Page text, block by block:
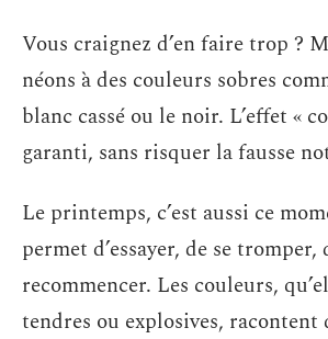
Vous craignez d’en faire trop ?
néons à des couleurs sobres
blanc cassé ou le noir. L’effet «
garanti, sans risquer la fausse
Le printemps, c’est aussi ce
permet d’essayer, de se tromper,
recommencer. Les couleurs,
tendres ou explosives, racontent